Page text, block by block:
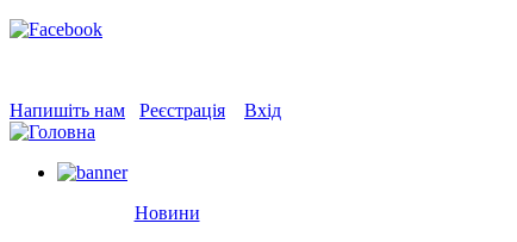
Напишіть нам Реєстрація Вхід
Новини